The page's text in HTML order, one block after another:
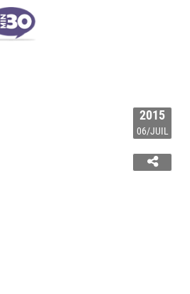
2015
06/JUIL